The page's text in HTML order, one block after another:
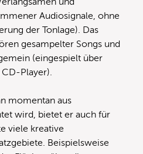
Audiosignale, ohne
der Tonlage). Das
gesampelter Songs und
(eingespielt über
Player).
momentan aus
wird, bietet er auch für
viele kreative
Beispielsweise